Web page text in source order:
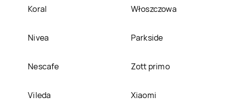
Koral Włoszczowa
Nivea Parkside
Nescafe Zott primo
Vileda Xiaomi